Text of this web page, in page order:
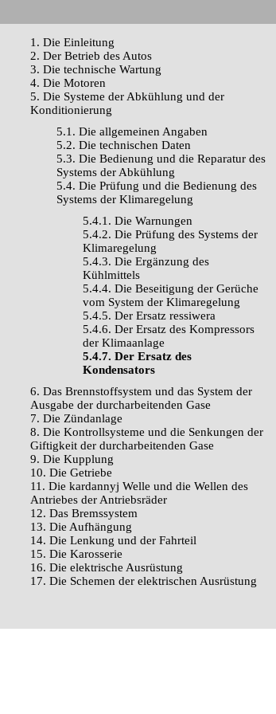
1. Die Einleitung
2. Der Betrieb des Autos
3. Die technische Wartung
4. Die Motoren
5. Die Systeme der Abkühlung und der
Konditionierung
5.1. Die allgemeinen Angaben
5.2. Die technischen Daten
5.3. Die Bedienung und die Reparatur des
Systems der Abkühlung
5.4. Die Prüfung und die Bedienung des
Systems der Klimaregelung
5.4.1. Die Warnungen
5.4.2. Die Prüfung des Systems der
Klimaregelung
5.4.3. Die Ergänzung des
Kühlmittels
5.4.4. Die Beseitigung der Gerüche
vom System der Klimaregelung
5.4.5. Der Ersatz ressiwera
5.4.6. Der Ersatz des Kompressors
der Klimaanlage
5.4.7. Der Ersatz des
Kondensators
6. Das Brennstoffsystem und das System der
Ausgabe der durcharbeitenden Gase
7. Die Zündanlage
8. Die Kontrollsysteme und die Senkungen der
Giftigkeit der durcharbeitenden Gase
9. Die Kupplung
10. Die Getriebe
11. Die kardannyj Welle und die Wellen des
Antriebes der Antriebsräder
12. Das Bremssystem
13. Die Aufhängung
14. Die Lenkung und der Fahrteil
15. Die Karosserie
16. Die elektrische Ausrüstung
17. Die Schemen der elektrischen Ausrüstung